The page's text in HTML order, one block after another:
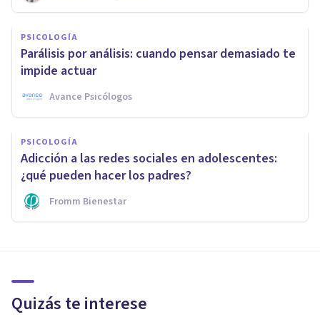
PSICOLOGÍA
Parálisis por análisis: cuando pensar demasiado te
impide actuar
Avance Psicólogos
PSICOLOGÍA
Adicción a las redes sociales en adolescentes:
¿qué pueden hacer los padres?
Fromm Bienestar
Quizás te interese